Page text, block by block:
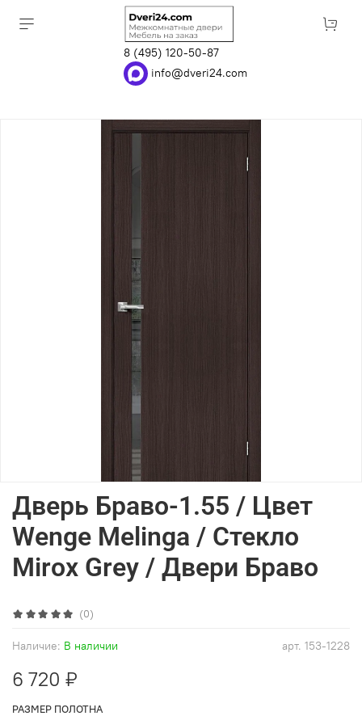
8 (495) 120-50-87
info@dveri24.com
(0)
арт. 153-1228
Наличие: В наличии
Дверь Браво-1.55 / Цвет
Wenge Melinga / Стекло
Mirox Grey / Двери Браво
6 720 ₽
РАЗМЕР ПОЛОТНА